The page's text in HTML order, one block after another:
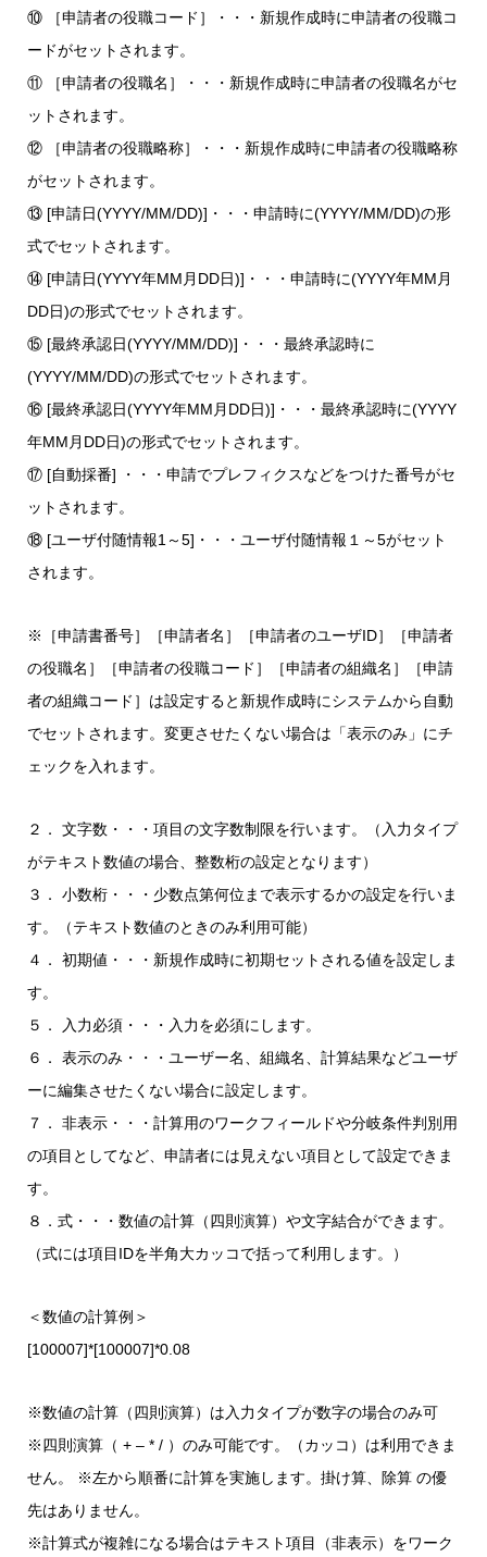
⑩ ［申請者の役職コード］・・・新規作成時に申請者の役職コ
ードがセットされます。
⑪ ［申請者の役職名］・・・新規作成時に申請者の役職名がセ
ットされます。
⑫ ［申請者の役職略称］・・・新規作成時に申請者の役職略称
がセットされます。
⑬ [申請日(YYYY/MM/DD)]・・・申請時に(YYYY/MM/DD)の形
式でセットされます。
⑭ [申請日(YYYY年MM月DD日)]・・・申請時に(YYYY年MM月
DD日)の形式でセットされます。
⑮ [最終承認日(YYYY/MM/DD)]・・・最終承認時に
(YYYY/MM/DD)の形式でセットされます。
⑯ [最終承認日(YYYY年MM月DD日)]・・・最終承認時に(YYYY
年MM月DD日)の形式でセットされます。
⑰ [自動採番] ・・・申請でプレフィクスなどをつけた番号がセ
ットされます。
⑱ [ユーザ付随情報1～5]・・・ユーザ付随情報１～5がセット
されます。
※［申請書番号］［申請者名］［申請者のユーザID］［申請者
の役職名］［申請者の役職コード］［申請者の組織名］［申請
者の組織コード］は設定すると新規作成時にシステムから自動
でセットされます。変更させたくない場合は「表示のみ」にチ
ェックを入れます。
２． 文字数・・・項目の文字数制限を行います。（入力タイプ
がテキスト数値の場合、整数桁の設定となります）
３． 小数桁・・・少数点第何位まで表示するかの設定を行いま
す。（テキスト数値のときのみ利用可能）
４． 初期値・・・新規作成時に初期セットされる値を設定しま
す。
５． 入力必須・・・入力を必須にします。
６． 表示のみ・・・ユーザー名、組織名、計算結果などユーザ
ーに編集させたくない場合に設定します。
７． 非表示・・・計算用のワークフィールドや分岐条件判別用
の項目としてなど、申請者には見えない項目として設定できま
す。
８．式・・・数値の計算（四則演算）や文字結合ができます。
（式には項目IDを半角大カッコで括って利用します。）
＜数値の計算例＞
[100007]*[100007]*0.08
※数値の計算（四則演算）は入力タイプが数字の場合のみ可
※四則演算（ + – * / ）のみ可能です。（カッコ）は利用できま
せん。 ※左から順番に計算を実施します。掛け算、除算 の優
先はありません。
※計算式が複雑になる場合はテキスト項目（非表示）をワーク